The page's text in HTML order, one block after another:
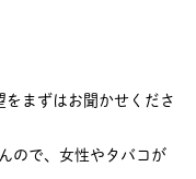
まずはお聞かせくださ
ので、女性やタバコが